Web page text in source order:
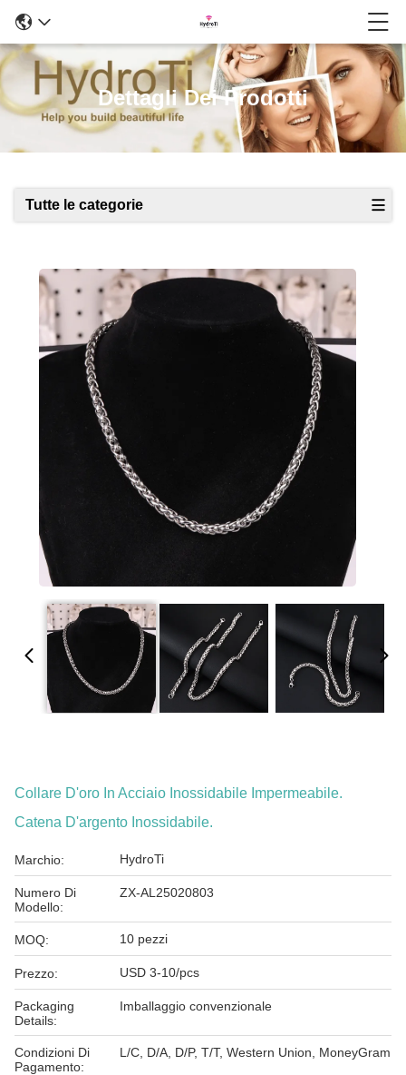
Dettagli Dei Prodotti
Tutte le categorie
Collare D'oro In Acciaio Inossidabile Impermeabile.
Catena D'argento Inossidabile.
Marchio: HydroTi
Numero Di
Modello:
ZX-AL25020803
MOQ: 10 pezzi
Prezzo: USD 3-10/pcs
Packaging
Details:
Imballaggio convenzionale
Condizioni Di
Pagamento:
L/C, D/A, D/P, T/T, Western Union, MoneyGram